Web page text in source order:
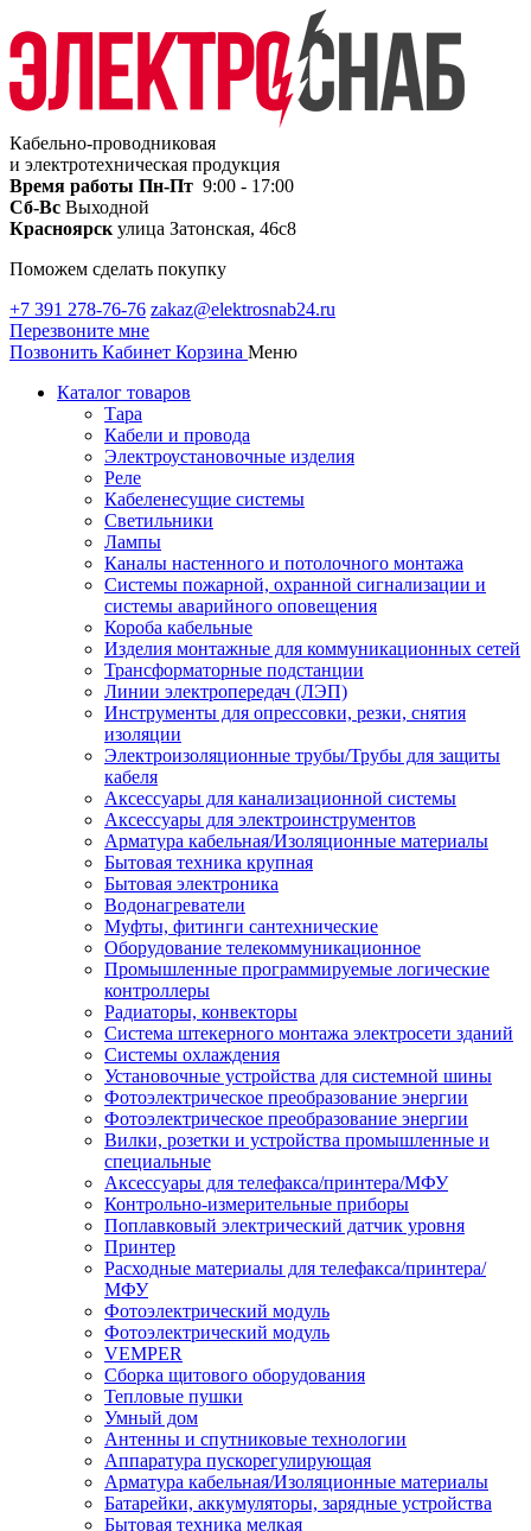
Кабельно-проводниковая
и электротехническая продукция
Время работы Пн-Пт 9:00 - 17:00
Сб-Вс Выходной
Красноярск улица Затонская, 46с8
Поможем сделать покупку
+7 391 278-76-76 zakaz@elektrosnab24.ru
Перезвоните мне
Позвонить Кабинет Корзина Меню
Каталог товаров
Тара
Кабели и провода
Электроустановочные изделия
Реле
Кабеленесущие системы
Светильники
Лампы
Каналы настенного и потолочного монтажа
Системы пожарной, охранной сигнализации и
системы аварийного оповещения
Короба кабельные
Изделия монтажные для коммуникационных сетей
Трансформаторные подстанции
Линии электропередач (ЛЭП)
Инструменты для опрессовки, резки, снятия
изоляции
Электроизоляционные трубы/Трубы для защиты
кабеля
Аксессуары для канализационной системы
Аксессуары для электроинструментов
Арматура кабельная/Изоляционные материалы
Бытовая техника крупная
Бытовая электроника
Водонагреватели
Муфты, фитинги сантехнические
Оборудование телекоммуникационное
Промышленные программируемые логические
контроллеры
Радиаторы, конвекторы
Система штекерного монтажа электросети зданий
Системы охлаждения
Установочные устройства для системной шины
Фотоэлектрическое преобразование энергии
Фотоэлектрическое преобразование энергии
Вилки, розетки и устройства промышленные и
специальные
Аксессуары для телефакса/принтера/МФУ
Контрольно-измерительные приборы
Поплавковый электрический датчик уровня
Принтер
Расходные материалы для телефакса/принтера/
МФУ
Фотоэлектрический модуль
Фотоэлектрический модуль
VEMPER
Сборка щитового оборудования
Тепловые пушки
Умный дом
Антенны и спутниковые технологии
Аппаратура пускорегулирующая
Арматура кабельная/Изоляционные материалы
Батарейки, аккумуляторы, зарядные устройства
Бытовая техника мелкая